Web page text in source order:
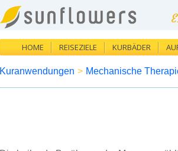
HOME REISEZIELE KURBÄDER
Kuranwendungen > Mechanische